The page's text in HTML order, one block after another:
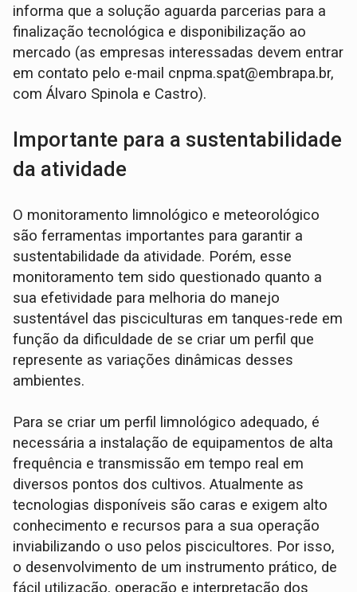
informa que a solução aguarda parcerias para a
finalização tecnológica e disponibilização ao
mercado (as empresas interessadas devem entrar
em contato pelo e-mail cnpma.spat@embrapa.br,
com Álvaro Spinola e Castro).
Importante para a sustentabilidade
da atividade
O monitoramento limnológico e meteorológico
são ferramentas importantes para garantir a
sustentabilidade da atividade. Porém, esse
monitoramento tem sido questionado quanto a
sua efetividade para melhoria do manejo
sustentável das pisciculturas em tanques-rede em
função da dificuldade de se criar um perfil que
represente as variações dinâmicas desses
ambientes.
Para se criar um perfil limnológico adequado, é
necessária a instalação de equipamentos de alta
frequência e transmissão em tempo real em
diversos pontos dos cultivos. Atualmente as
tecnologias disponíveis são caras e exigem alto
conhecimento e recursos para a sua operação
inviabilizando o uso pelos piscicultores. Por isso,
o desenvolvimento de um instrumento prático, de
fácil utilização, operação e interpretação dos